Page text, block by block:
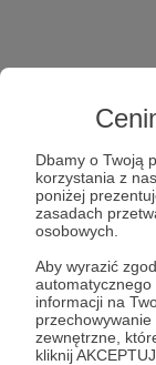
Dbamy o Twoją
korzystania z
poniżej
zasadach
osobowych.
Aby wyrazić
informacji na
zewnętrzne,
kliknij
Autor